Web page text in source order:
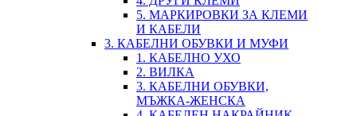
5. МАРКИРОВКИ ЗА КЛЕМИ
И КАБЕЛИ
3. КАБЕЛНИ ОБУВКИ И МУФИ
1. КАБЕЛНО УХО
2. ВИЛКА
3. КАБЕЛНИ ОБУВКИ,
МЪЖКА-ЖЕНСКА